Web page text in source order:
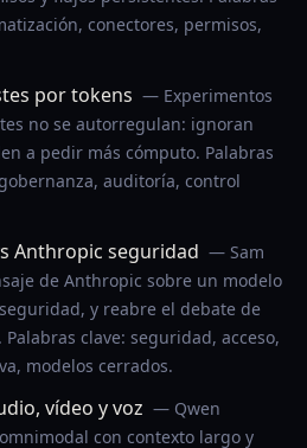
conectores, permisos,
por tokens — Experimentos
no se autorregulan: ignoran
a pedir más cómputo. Palabras
auditoría, control
Anthropic seguridad — Sam
de Anthropic sobre un modelo
y reabre el debate de
clave: seguridad, acceso,
modelos cerrados.
vídeo y voz — Qwen
con contexto largo y